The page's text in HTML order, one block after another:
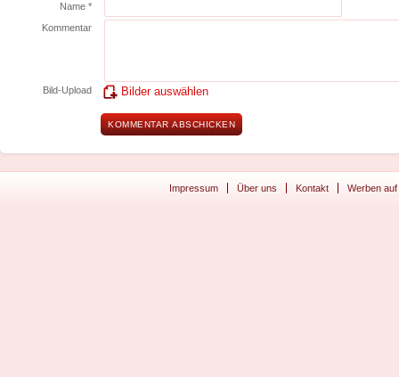
Name *
Kommentar
Bild-Upload Bilder auswählen
Impressum Über uns Kontakt Werben